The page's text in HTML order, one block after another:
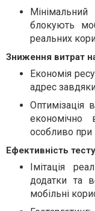
блокують
реальних
Зниження витрат
Економія
адрес завдяки
Оптимізація
економічно
особливо при
Ефективність
Імітація
додатки та
мобільні